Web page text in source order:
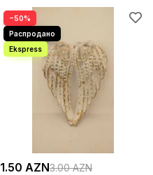
−50%
1.50 AZN3.00 AZN